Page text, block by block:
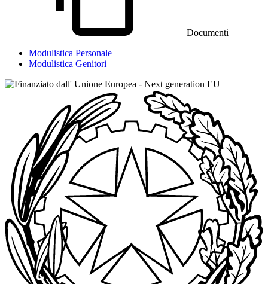
Documenti
Modulistica Personale
Modulistica Genitori